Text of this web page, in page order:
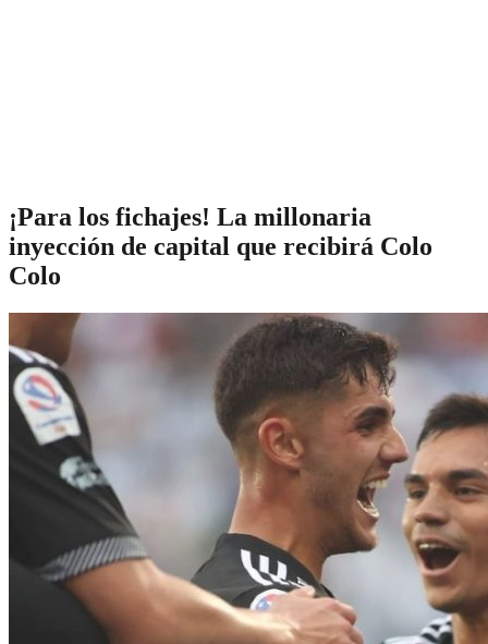
¡Para los fichajes! La millonaria
inyección de capital que recibirá Colo
Colo